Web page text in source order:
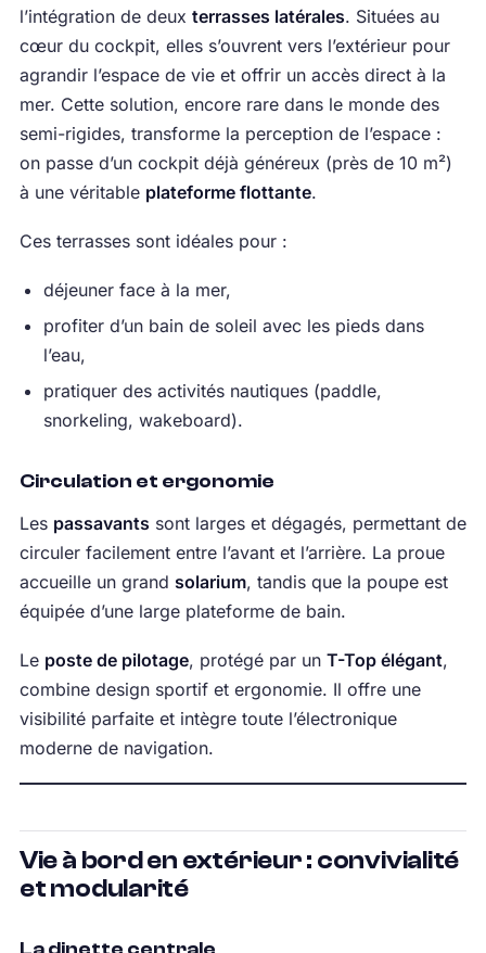
l’intégration de deux terrasses latérales. Situées au
cœur du cockpit, elles s’ouvrent vers l’extérieur pour
agrandir l’espace de vie et offrir un accès direct à la
mer. Cette solution, encore rare dans le monde des
semi-rigides, transforme la perception de l’espace :
on passe d’un cockpit déjà généreux (près de 10 m²)
à une véritable plateforme flottante.
Ces terrasses sont idéales pour :
déjeuner face à la mer,
profiter d’un bain de soleil avec les pieds dans
l’eau,
pratiquer des activités nautiques (paddle,
snorkeling, wakeboard).
Circulation et ergonomie
Les passavants sont larges et dégagés, permettant de
circuler facilement entre l’avant et l’arrière. La proue
accueille un grand solarium, tandis que la poupe est
équipée d’une large plateforme de bain.
Le poste de pilotage, protégé par un T-Top élégant,
combine design sportif et ergonomie. Il offre une
visibilité parfaite et intègre toute l’électronique
moderne de navigation.
Vie à bord en extérieur : convivialité
et modularité